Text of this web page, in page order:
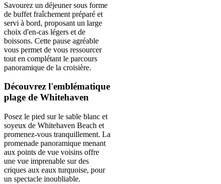
Savourez un déjeuner sous forme
de buffet fraîchement préparé et
servi à bord, proposant un large
choix d'en-cas légers et de
boissons. Cette pause agréable
vous permet de vous ressourcer
tout en complétant le parcours
panoramique de la croisière.
Découvrez l'emblématique
plage de Whitehaven
Posez le pied sur le sable blanc et
soyeux de Whitehaven Beach et
promenez-vous tranquillement. La
promenade panoramique menant
aux points de vue voisins offre
une vue imprenable sur des
criques aux eaux turquoise, pour
un spectacle inoubliable.